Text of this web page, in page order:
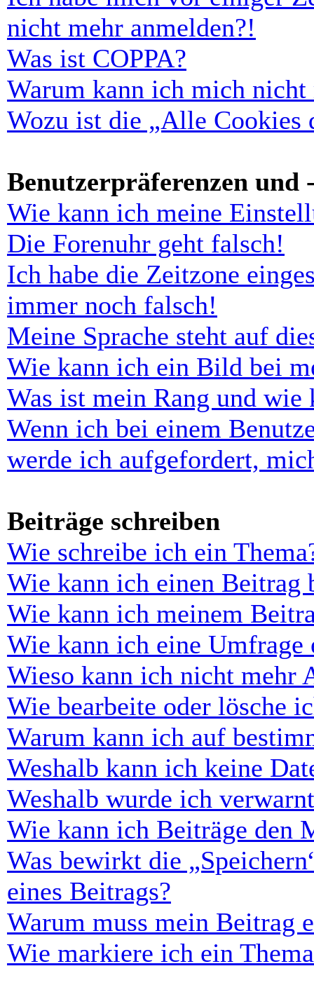
nicht mehr anmelden?!
Was ist COPPA?
Warum kann ich mich nicht
Wozu ist die „Alle Cookies
Benutzerpräferenzen und
Wie kann ich meine
Die Forenuhr geht falsch!
Ich habe die Zeitzone
immer noch falsch!
Meine Sprache steht auf
Wie kann ich ein Bild bei
Was ist mein Rang und wie
Wenn ich bei einem
werde ich aufgefordert,
Beiträge schreiben
Wie schreibe ich ein
Wie kann ich einen Beitrag
Wie kann ich meinem
Wie kann ich eine Umfrage
Wieso kann ich nicht mehr
Wie bearbeite oder lösche
Warum kann ich auf
Weshalb kann ich keine
Weshalb wurde ich
Wie kann ich Beiträge den
Was bewirkt die
eines Beitrags?
Warum muss mein Beitrag
Wie markiere ich ein